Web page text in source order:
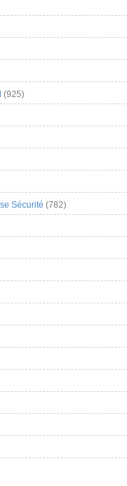
(925)
Sécurité (782)